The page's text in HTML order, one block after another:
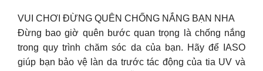
VUI CHƠI ĐỪNG QUÊN CHỐNG NẮNG BẠN NHA
Đừng bao giờ quên bước quan trọng là chống nắng
trong quy trình chăm sóc da của bạn. Hãy để IASO
giúp bạn bảo vệ làn da trước tác động của tia UV và